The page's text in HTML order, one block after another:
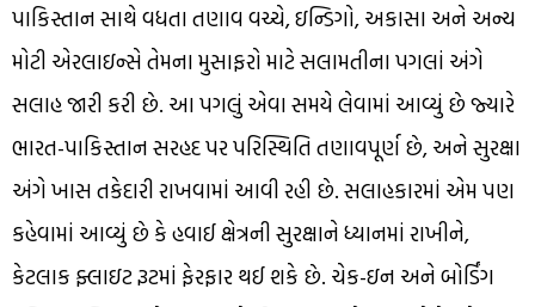
પાકિસ્તાન સાથે વધતા તણાવ વચ્ચે, ઇન્ડિગો, અકાસા અને અન્ય
મોટી એરલાઇન્સે તેમના મુસાફરો માટે સલામતીના પગલાં અંગે
સલાહ જારી કરી છે. આ પગલું એવા સમયે લેવામાં આવ્યું છે જ્યારે
ભારત-પાકિસ્તાન સરહદ પર પરિસ્થિતિ તણાવપૂર્ણ છે, અને સુરક્ષા
અંગે ખાસ તકેદારી રાખવામાં આવી રહી છે. સલાહકારમાં એમ પણ
કહેવામાં આવ્યું છે કે હવાઈ ક્ષેત્રની સુરક્ષાને ધ્યાનમાં રાખીને,
કેટલાક ફ્લાઇટ રૂટમાં ફેરફાર થઈ શકે છે. ચેક-ઇન અને બોર્ડિંગ